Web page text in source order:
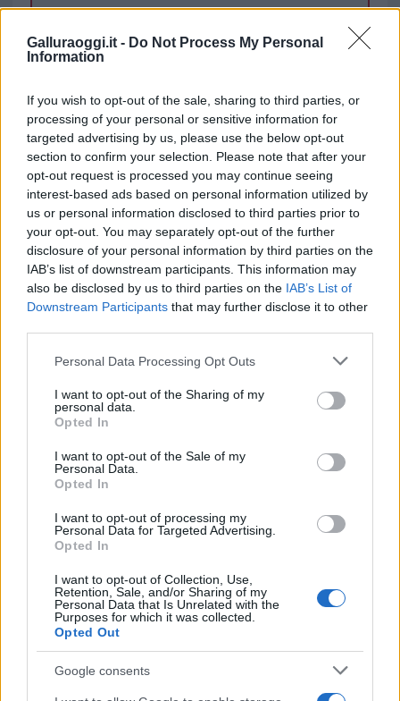
Galluraoggi.it - Do Not Process My Personal
Information
If you wish to opt-out of the sale, sharing to third parties, or
processing of your personal or sensitive information for
targeted advertising by us, please use the below opt-out
section to confirm your selection. Please note that after your
opt-out request is processed you may continue seeing
interest-based ads based on personal information utilized by
us or personal information disclosed to third parties prior to
your opt-out. You may separately opt-out of the further
disclosure of your personal information by third parties on the
IAB’s list of downstream participants. This information may
also be disclosed by us to third parties on the IAB’s List of
Downstream Participants that may further disclose it to other
Please note that this website/app uses one or more Google
not limited to your visit or usage behaviour. You may click to
grant or deny consent to Google and its third-party tags to
use your data for below specified purposes in below Google
consent section.
Personal Data Processing Opt Outs
I want to opt-out of the Sharing of my
personal data.
Opted In
I want to opt-out of the Sale of my
Personal Data.
Opted In
I want to opt-out of processing my
Personal Data for Targeted Advertising.
Opted In
I want to opt-out of Collection, Use,
Retention, Sale, and/or Sharing of my
Personal Data that Is Unrelated with the
Purposes for which it was collected.
Opted Out
Google consents
Puoi effettuare l'accesso andando nella
sezione Login dal menù del sito o
cliccando
TEMI: Bar Olbia Dehors Olbia
Notizie in tempo reale?
Entra nel canale telegram di
GalluraOggi.it
Inviaci le tue segnalazioni,
345 356 7512
Ricevi le nostre ultime news
daGoogle News
Condividi l'articolo
F
a
ce
T
w
it
Pi
n
te
W
h
S
h